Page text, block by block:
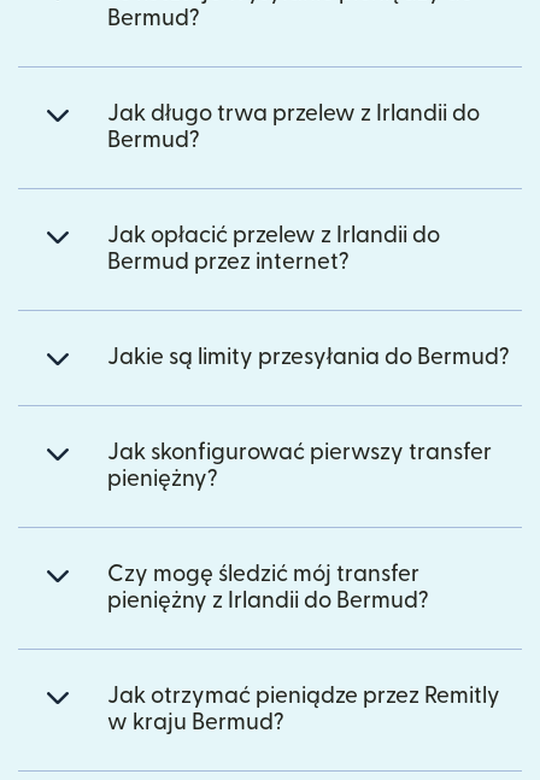
Bermud?
Jak długo trwa przelew z Irlandii do
Bermud?
Jak opłacić przelew z Irlandii do
Bermud przez internet?
Jakie są limity przesyłania do Bermud?
Jak skonfigurować pierwszy transfer
pieniężny?
Czy mogę śledzić mój transfer
pieniężny z Irlandii do Bermud?
Jak otrzymać pieniądze przez Remitly
w kraju Bermud?